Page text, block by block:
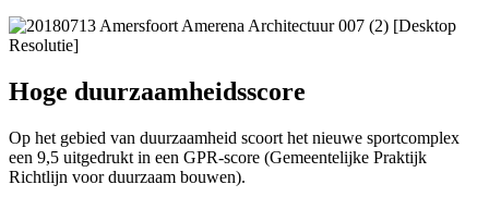
Hoge duurzaamheidsscore
Op het gebied van duurzaamheid scoort het nieuwe sportcomplex
een 9,5 uitgedrukt in een GPR-score (Gemeentelijke Praktijk
Richtlijn voor duurzaam bouwen).